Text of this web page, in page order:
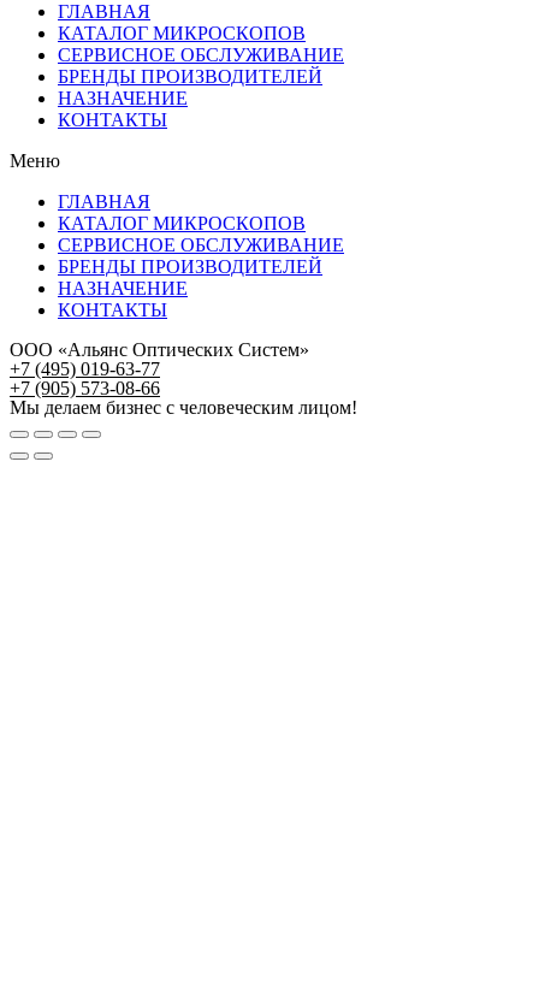
ГЛАВНАЯ
КАТАЛОГ МИКРОСКОПОВ
СЕРВИСНОЕ ОБСЛУЖИВАНИЕ
БРЕНДЫ ПРОИЗВОДИТЕЛЕЙ
НАЗНАЧЕНИЕ
КОНТАКТЫ
Меню
ГЛАВНАЯ
КАТАЛОГ МИКРОСКОПОВ
СЕРВИСНОЕ ОБСЛУЖИВАНИЕ
БРЕНДЫ ПРОИЗВОДИТЕЛЕЙ
НАЗНАЧЕНИЕ
КОНТАКТЫ
ООО «Альянс Оптических Систем»
+7 (495) 019-63-77
+7 (905) 573-08-66
Мы делаем бизнес с человеческим лицом!